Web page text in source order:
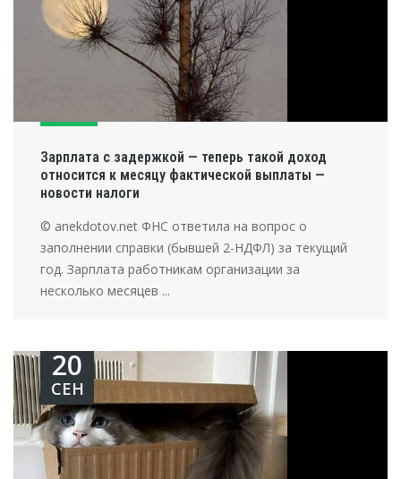
Зарплата с задержкой — теперь такой доход
относится к месяцу фактической выплаты —
новости налоги
© anekdotov.net ФНС ответила на вопрос о
заполнении справки (бывшей 2-НДФЛ) за текущий
год. Зарплата работникам организации за
несколько месяцев ...
20
СЕН